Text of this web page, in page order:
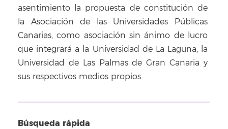
asentimiento la propuesta de constitución de
la Asociación de las Universidades Públicas
Canarias, como asociación sin ánimo de lucro
que integrará a la Universidad de La Laguna, la
Universidad de Las Palmas de Gran Canaria y
sus respectivos medios propios.
Búsqueda rápida